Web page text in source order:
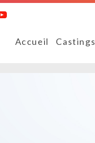
Accueil Castings